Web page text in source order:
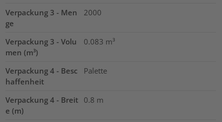
Verpackung 3 - Men
ge
2000
Verpackung 3 - Volu
men (m³)
0.083 m³
Verpackung 4 - Besc
haffenheit
Palette
Verpackung 4 - Breit
e (m)
0.8 m